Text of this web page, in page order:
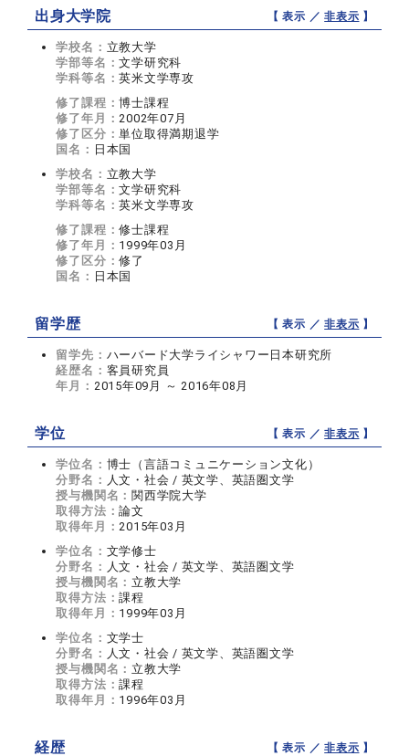
出身大学院 【 表示 ／非表示 】
学校名： 立教大学
学部等名：文学研究科
学科等名：英米文学専攻
修了課程：博士課程
修了年月： 2002年07月
修了区分：単位取得満期退学
国名： 日本国
学校名： 立教大学
学部等名：文学研究科
学科等名：英米文学専攻
修了課程：修士課程
修了年月： 1999年03月
修了区分：修了
国名： 日本国
留学歴 【 表示 ／非表示 】
留学先： ハーバード大学ライシャワー日本研究所
経歴名： 客員研究員
年月： 2015年09月 ～ 2016年08月
学位 【 表示 ／非表示 】
学位名： 博士（言語コミュニケーション文化）
分野名： 人文・社会 / 英文学、英語圏文学
授与機関名： 関西学院大学
取得方法：論文
取得年月： 2015年03月
学位名： 文学修士
分野名： 人文・社会 / 英文学、英語圏文学
授与機関名： 立教大学
取得方法：課程
取得年月： 1999年03月
学位名： 文学士
分野名： 人文・社会 / 英文学、英語圏文学
授与機関名： 立教大学
取得方法：課程
取得年月： 1996年03月
経歴 【 表示 ／非表示 】